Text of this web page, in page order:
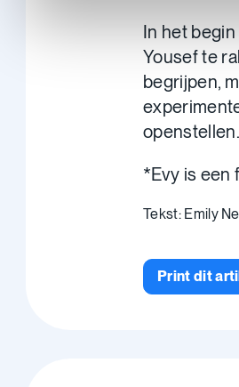
In het
Yousef te
begrijpen,
openstellen.
*Evy is een
Tekst: Emily
Print dit